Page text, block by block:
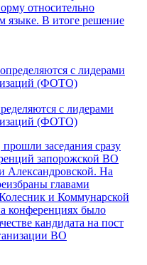
относительно
языке. В итоге решение
с лидерами
(ФОТО)
заседания сразу
запорожской ВО
Александровской. На
главами
и Коммунарской
конференциях было
кандидата на пост
ВО